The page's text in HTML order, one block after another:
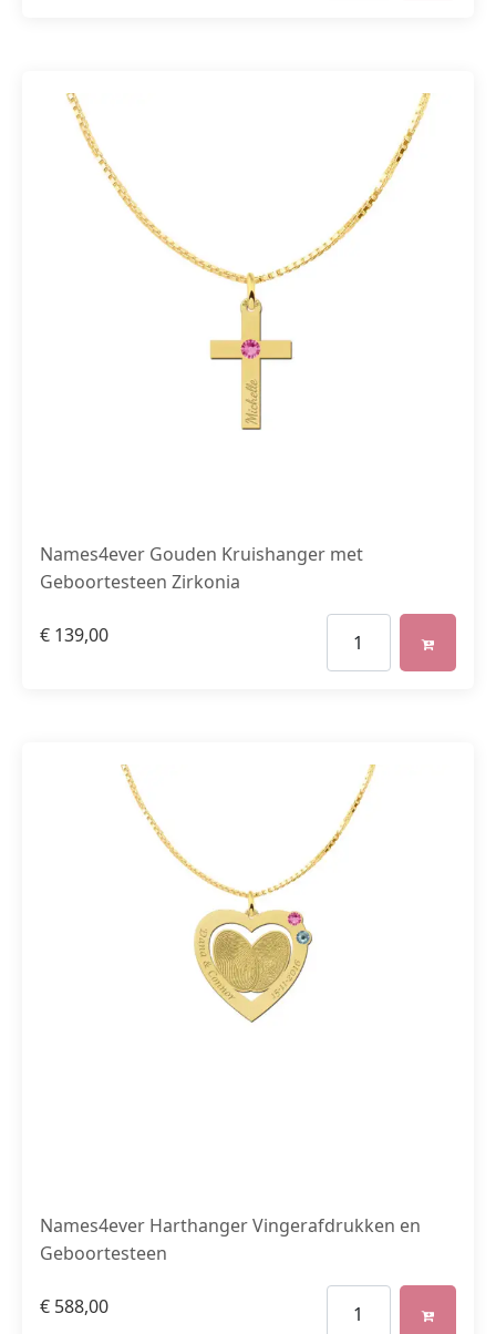
Names4ever Gouden Kruishanger met
Geboortesteen Zirkonia
€ 139,00
Names4ever Harthanger Vingerafdrukken en
Geboortesteen
€ 588,00